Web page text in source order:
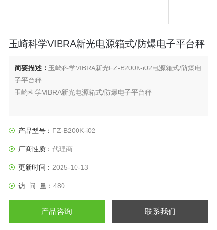
玉崎科学VIBRA新光电源箱式/防爆电子平台秤
简要描述： 玉崎科学VIBRA新光FZ-B200K-i02电源箱式/防爆电
子平台秤
玉崎科学VIBRA新光电源箱式/防爆电子平台秤
满足各种防爆场所的需求。
产品型号： FZ-B200K-i02
厂商性质： 代理商
更新时间： 2025-10-13
访 问 量： 480
产品咨询 联系我们